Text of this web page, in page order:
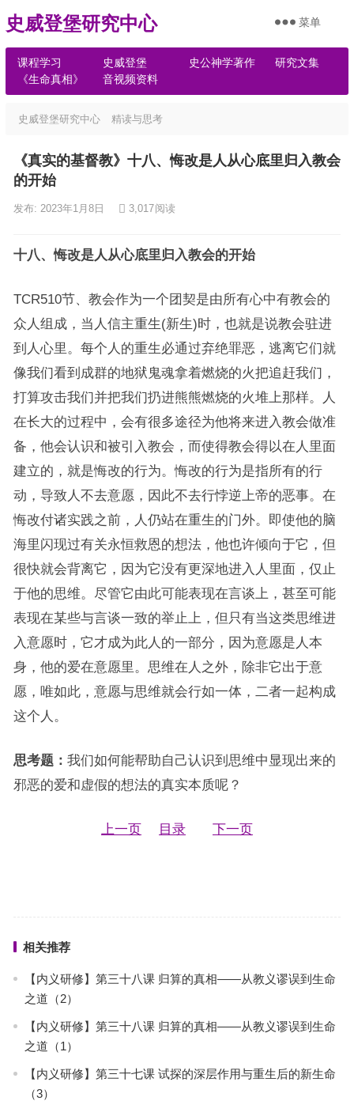
史威登堡研究中心
课程学习 史威登堡 史公神学著作
研究文集
《生命真相》
音视频资料
菜单
史威登堡研究中心 精读与思考
《真实的基督教》十八、悔改是人从心底里归入教会
的开始
发布: 2023年1月8日 3,017阅读
十八、悔改是人从心底里归入教会的开始
TCR510节、教会作为一个团契是由所有心中有教会的
众人组成，当人信主重生(新生)时，也就是说教会驻进
到人心里。每个人的重生必通过弃绝罪恶，逃离它们就
像我们看到成群的地狱鬼魂拿着燃烧的火把追赶我们，
打算攻击我们并把我们扔进熊熊燃烧的火堆上那样。人
在长大的过程中，会有很多途径为他将来进入教会做准
备，他会认识和被引入教会，而使得教会得以在人里面
建立的，就是悔改的行为。悔改的行为是指所有的行
动，导致人不去意愿，因此不去行悖逆上帝的恶事。在
悔改付诸实践之前，人仍站在重生的门外。即使他的脑
海里闪现过有关永恒救恩的想法，他也许倾向于它，但
很快就会背离它，因为它没有更深地进入人里面，仅止
于他的思维。尽管它由此可能表现在言谈上，甚至可能
表现在某些与言谈一致的举止上，但只有当这类思维进
入意愿时，它才成为此人的一部分，因为意愿是人本
身，他的爱在意愿里。思维在人之外，除非它出于意
愿，唯如此，意愿与思维就会行如一体，二者一起构成
这个人。
思考题： 我们如何能帮助自己认识到思维中显现出来的
邪恶的爱和虚假的想法的真实本质呢？
上一页 目录 下一页
相关推荐
【内义研修】第三十八课 归算的真相——从教义谬误到生命
之道（2）
【内义研修】第三十八课 归算的真相——从教义谬误到生命
之道（1）
【内义研修】第三十七课 试探的深层作用与重生后的新生命
（3）